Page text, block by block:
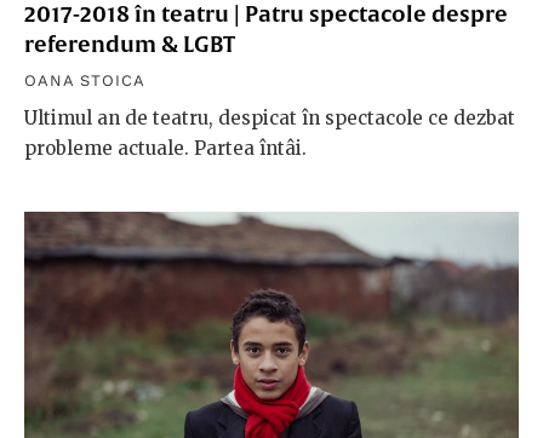
2017-2018 în teatru | Patru spectacole despre
referendum & LGBT
OANA STOICA
Ultimul an de teatru, despicat în spectacole ce dezbat
probleme actuale. Partea întâi.